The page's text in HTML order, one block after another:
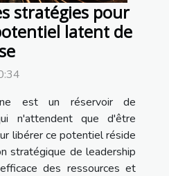
stratégies pour
latent de
est un réservoir de
n'attendent que d'être
libérer ce potentiel réside
stratégique de leadership
des ressources et